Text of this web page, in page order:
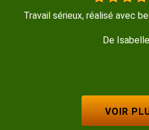
merci! Entreprise
VOIR